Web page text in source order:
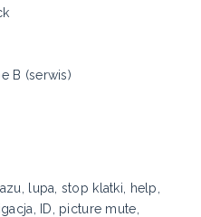
B (serwis)
lupa, stop klatki, help,
ID, picture mute,